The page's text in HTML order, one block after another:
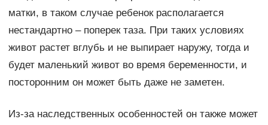
матки, в таком случае ребенок располагается
нестандартно – поперек таза. При таких условиях
живот растет вглубь и не выпирает наружу, тогда и
будет маленький живот во время беременности, и
посторонним он может быть даже не заметен.
Из-за наследственных особенностей он также может